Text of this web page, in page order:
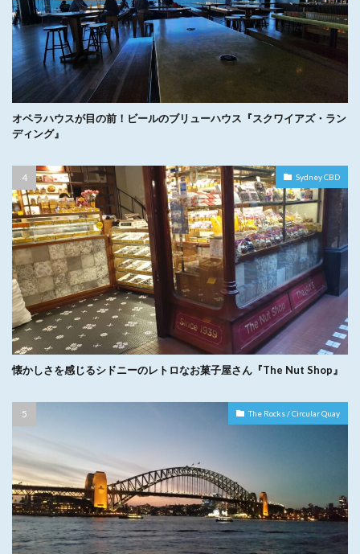
オペラハウスが目の前！ビールのブリューハウス『スクワイアズ・ラン
ディング』
Sydney CBD
懐かしさを感じるシドニーのレトロなお菓子屋さん『The Nut Shop』
The Rocks / Circular Quay